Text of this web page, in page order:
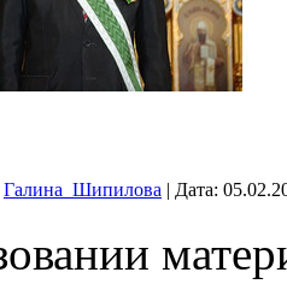
Галина_Шипилова | Дата: